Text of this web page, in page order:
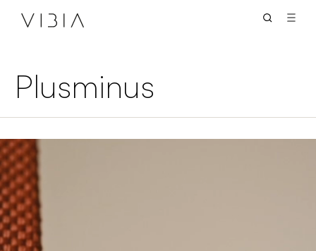
Plusminus